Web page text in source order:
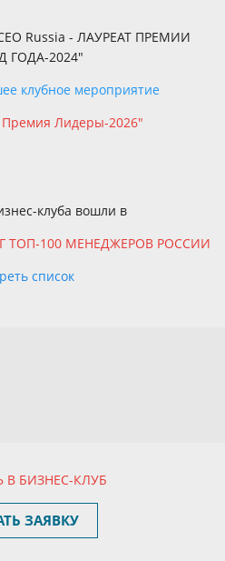
Russia - ЛАУРЕАТ ПРЕМИИ
ГОДА-2024"
клубное мероприятие
Лидеры-2026"
клуба вошли в
100 МЕНЕДЖЕРОВ РОССИИ
список
В БИЗНЕС-КЛУБ
ЗАЯВКУ